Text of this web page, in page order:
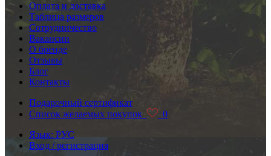
Оплата и доставка
Таблица размеров
Сотрудничество
Вакансии
О бренде
Отзывы
Блог
Контакты
Подарочный сертификат
Список желаемых покупок
0
Язык: РУС
Вход / регистрация